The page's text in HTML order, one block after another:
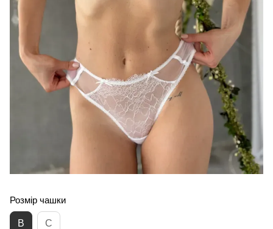
Розмір чашки
B C